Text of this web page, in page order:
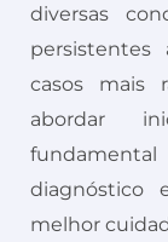
diversas
casos mais
abordar
diagnóstico
melhor